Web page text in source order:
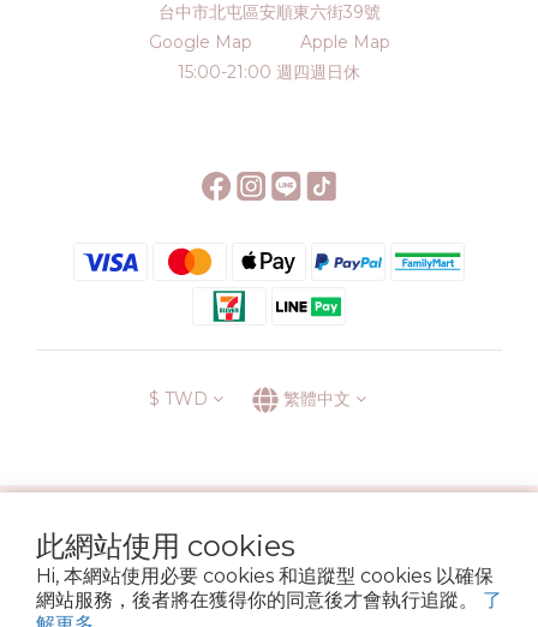
此網站使用 cookies
Hi, 本網站使用必要 cookies 和追蹤型 cookies 以確保
網站服務，後者將在獲得你的同意後才會執行追蹤。 了
台中市北屯區安順東六街39號
Google Map
Apple Map
15:00-21:00 週四週日休
$ TWD 繁體中文
運送方式
退換貨政策 條款與細則
Copyright © 2022 6street. All rights reserved.
營業登記名稱 六街生活文具房 72314705